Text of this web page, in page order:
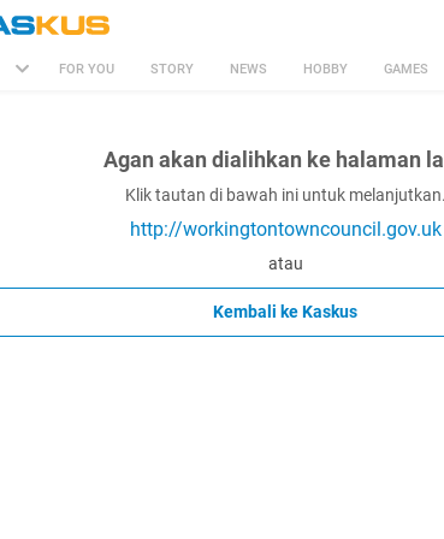
FOR YOU STORY NEWS HOBBY GAMES
Agan akan dialihkan ke halaman
Klik tautan di bawah ini untuk melanjutkan.
http://workingtontowncouncil.gov.uk
atau
Kembali ke Kaskus